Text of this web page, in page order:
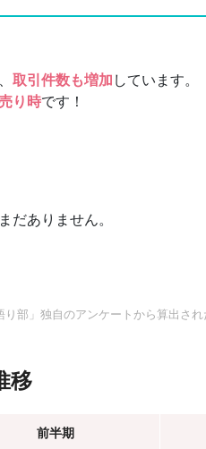
取引件数も増加 しています。
り時です！
だありません。
部」独自のアンケートから算出さ
移
前半期